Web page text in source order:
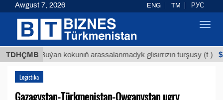
TDHÇMB
Buýan köküniň arassalanmadyk glisirrizin turşusy (t.)
Logistika
Gazagystan-Türkmenistan-Owganystan ugry
Awgust 7, 2026 ENG TM РУС